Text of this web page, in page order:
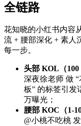
全链路
花知晓的小红书内容
流 + 腰部深化 + 素人
每一步。
头部 KOL（100
深夜徐老师 做
板” 的标签引发
万曝光；
腰部 KOC（1-
@小桃不吃桃